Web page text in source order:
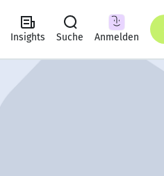
Insights Suche Anmelden